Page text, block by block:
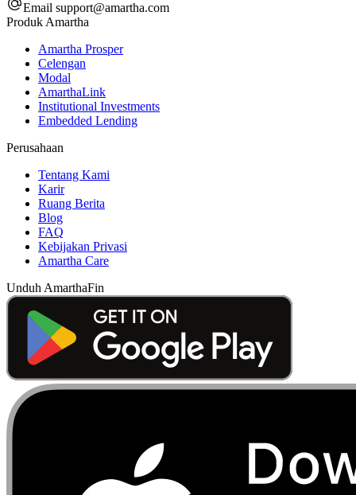
Email support@amartha.com
Produk Amartha
Amartha Prosper
Celengan
Modal
AmarthaLink
Institutional Investments
Embedded Lending
Perusahaan
Tentang Kami
Karir
Ruang Berita
Blog
FAQ
Kebijakan Privasi
Amartha Care
Unduh AmarthaFin